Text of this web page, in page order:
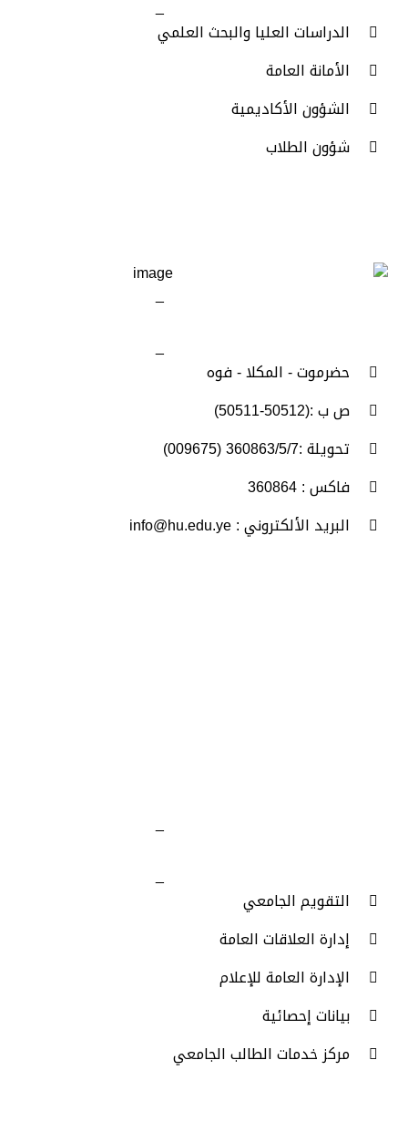
_
الدراسات العليا والبحث العلمي
الأمانة العامة
الشؤون الأكاديمية
شؤون الطلاب
_
_
حضرموت - المكلا - فوه
ص ب :(50512-50511)
تحويلة :360863/5/7 (009675)
فاكس : 360864
البريد الألكتروني : info@hu.edu.ye
_
_
التقويم الجامعي
إدارة العلاقات العامة
الإدارة العامة للإعلام
بيانات إحصائية
مركز خدمات الطالب الجامعي